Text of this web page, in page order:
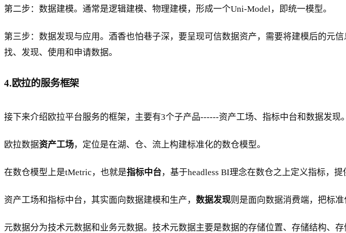
第二步：数据建模。通常是逻辑建模、物理建模，形成一个Uni-Model，即统一模型。
第三步：数据发现与应用。酒香也怕巷子深，要呈现可信数据资产，需要将建模后的元
找、发现、使用和申请数据。
4.欧拉的服务框架
接下来介绍欧拉平台服务的框架，主要有3个子产品------资产工场、指标中台和数据发现。
欧拉数据资产工场，定位是在湖、仓、流上构建标准化的数仓模型。
在数仓模型上是tMetric，也就是指标中台，基于headless BI理念在数仓之上定义指标，提
资产工场和指标中台，其实面向数据建模和生产， 数据发现则是面向数据消费端，把标
元数据分为技术元数据和业务元数据。技术元数据主要是数据的存储位置、存储结构、